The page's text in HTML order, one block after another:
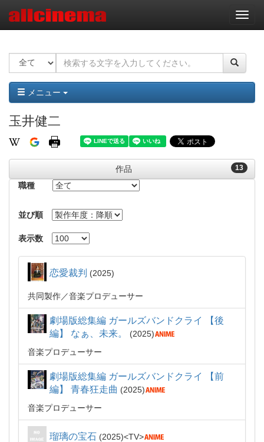
ナ
ビ
ー
ョ
ン
メニュー
玉井健二
13
作品
職種
並び順
表示数
恋愛裁判 2025
共同製作 音楽プロデューサー
劇場版総集編 ガールズバンドクライ 【後
編】 なぁ、未来。
2025
音楽プロデューサー
劇場版総集編 ガールズバンドクライ 【前
編】 青春狂走曲
2025
音楽プロデューサー
瑠璃の宝石 2025 TV